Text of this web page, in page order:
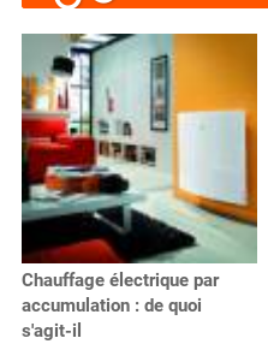
Chauffage électrique par
accumulation : de quoi
s'agit-il